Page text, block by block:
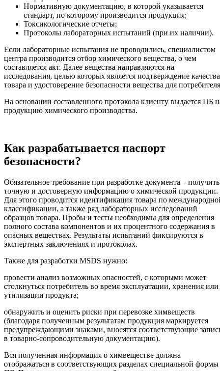
Нормативную документацию, в которой указывается
стандарт, по которому производится продукция;
Токсикологические отчеты;
Протоколы лабораторных испытаний (при их наличии).
Если лабораторные испытания не проводились, специалистом
центра производится отбор химического вещества, о чем
составляется акт. Далее вещества направляются на
исследования, целью которых является подтверждение качества
товара и удостоверение безопасности вещества для
На основании составленного протокола клиенту выдается ПБ
продукцию химического производства.
Как разрабатывается паспорт
безопасности?
Обязательное требование при разработке документа – получить
точную и достоверную информацию о химической продукции.
Для этого проводится идентификация товара по
классификации, а также ряд лабораторных исследований
образцов товара. Пробы и тесты необходимы для определения
полного состава компонентов и их процентного содержания в
опасных веществах. Результаты испытаний фиксируются в
экспертных заключениях и протоколах.
Также для разработки MSDS нужно:
провести анализ возможных опасностей, с которыми может
столкнуться потребитель во время эксплуатации, хранения или
утилизации продукта;
обнаружить и оценить риски при перевозке химвеществ
(благодаря полученным результатам продукция маркируется
предупреждающими знаками, вносятся соответствующие
в товарно-сопроводительную документацию).
Вся полученная информация о химвеществе должна
отображаться в соответствующих разделах специальной формы